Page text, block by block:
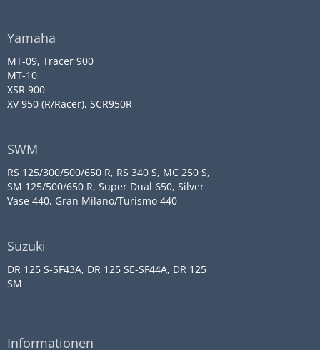
Yamaha
MT-09, Tracer 900
MT-10
XSR 900
XV 950 (R/Racer), SCR950R
SWM
RS 125/300/500/650 R, RS 340 S, MC 250 S,
SM 125/500/650 R, Super Dual 650, Silver
Vase 440, Gran Milano/Turismo 440
Suzuki
DR 125 S-SF43A, DR 125 SE-SF44A, DR 125
SM
Informationen